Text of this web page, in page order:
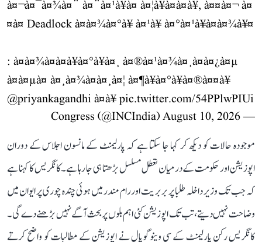
à¤¬à¤¯à¤¾à¤¨ à¤¨à¤¹à¥à¤ à¤¦à¥à¤à¤à¥, à¤¤à¤¬ à¤
¤à¤ Deadlock à¤à¤¾à¤°à¥ à¤¹à¥ à¤°à¤¹à¥à¤à¤¾à¥¤
: à¤à¤¾à¤à¤à¥à¤°à¥à¤¸ à¤®à¤¹à¤¾à¤¸à¤à¤¿à¤µ
à¤à¤µà¤ à¤¸à¤¾à¤à¤¸à¤¦ à¤¶à¥à¤°à¥à¤®à¤¤à¥
@priyankagandhi à¤à¥pic.twitter.com/54PPlwPIUi
— Congress (@INCIndia)
August 10, 2026
موجودہ حالات کو دیکھ کر کہا جا سکتا ہے کہ پارلیمنٹ کے مانسون اجلاس کے دوران
اپوزیشن اور حکومت کے درمیان تعطل مسلسل بڑھتا ہی جا رہا ہے۔ کانگریس کا کہنا ہے
کہ جب تک وزیر داخلہ طلبا پر بربریت اور رام مندر میں ہوئی چندہ چوری پر ایوان میں
وضاحت نہیں دیتے، تب تک اپوزیشن کئی اہم بلوں پر بحث آگے نہیں بڑھنے دے گی۔
کانگریس رکن پارلیمنٹ کے سی وینوگوپال نے اپوزیشن کے مطالبات کو واضح کرتے